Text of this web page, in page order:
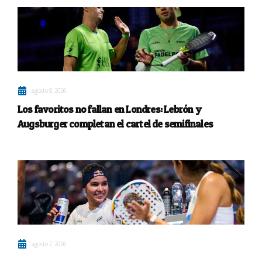
agosto 8, 2026
Los favoritos no fallan en Londres: Lebrón y
Augsburger completan el cartel de semifinales
agosto 7, 2026